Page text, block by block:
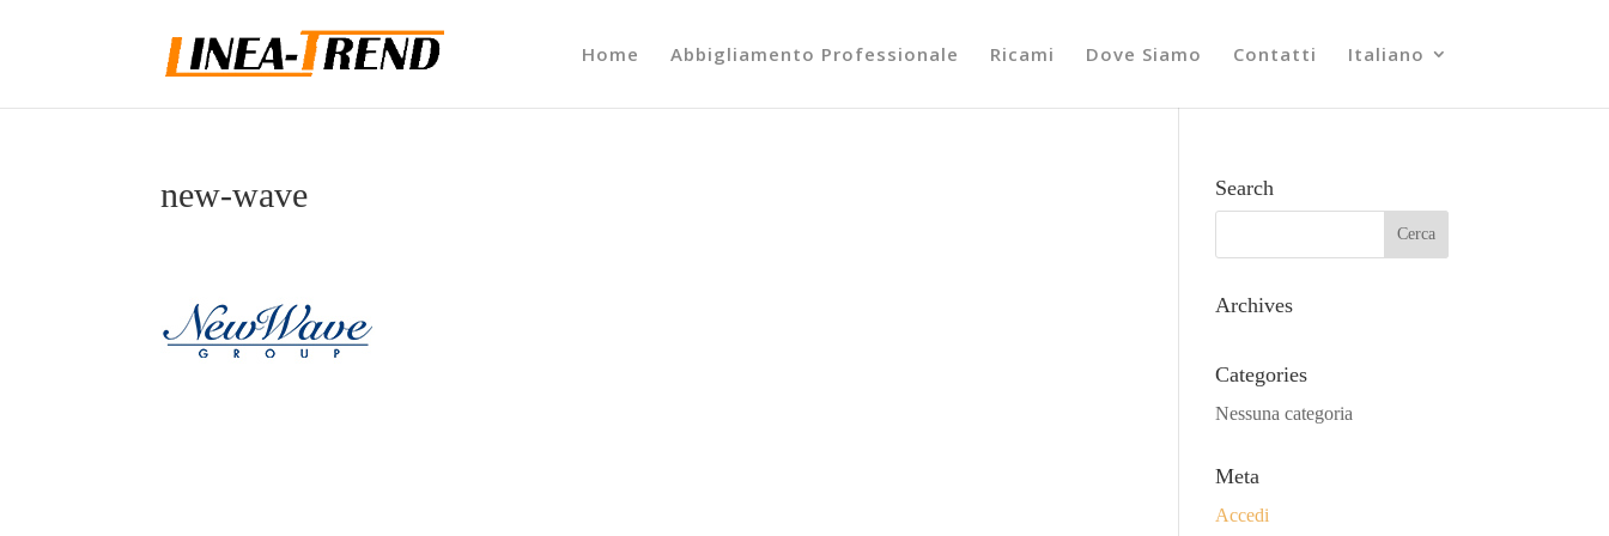
Home Abbigliamento Professionale Ricami Dove Siamo Contatti Italiano
new-wave Search
Archives
Categories
Nessuna categoria
Meta
Accedi